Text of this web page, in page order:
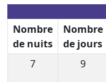
Nombre
de nuits
Nombre
de jours
7
9